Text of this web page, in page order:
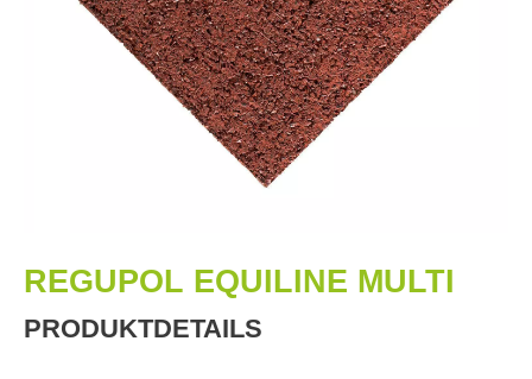
REGUPOL EQUILINE MULTI
PRODUKTDETAILS